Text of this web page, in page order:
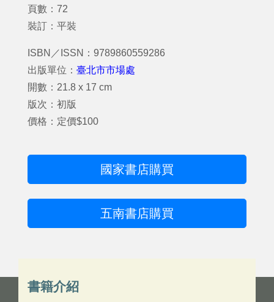
頁數：72
裝訂：平裝
ISBN／ISSN：9789860559286
出版單位： 臺北市市場處
開數：21.8 x 17 cm
版次：初版
價格：定價$100
國家書店購買
五南書店購買
書籍介紹